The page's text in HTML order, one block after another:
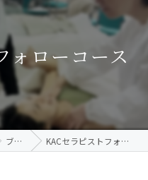
ォローコース
ブログ KACセラピストフォローコース